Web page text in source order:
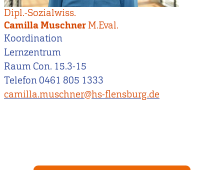
Dipl.-Sozialwiss.
Camilla Muschner M.Eval.
Koordination
Lernzentrum
Raum Con. 15.3-15
Telefon 0461 805 1333
camilla.muschner@hs-flensburg.de